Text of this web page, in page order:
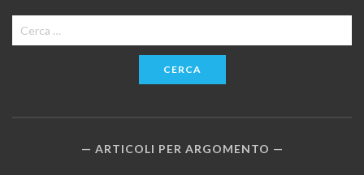
Ricerca
per:
ARTICOLI PER ARGOMENTO